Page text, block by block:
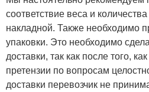
соответствие веса и
накладной. Также необходимо
упаковки. Это необходимо
доставки, так как после того,
претензии по вопросам
доставки перевозчик не